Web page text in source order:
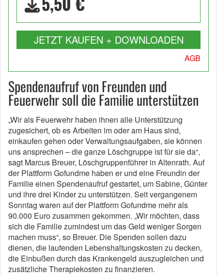
JETZT KAUFEN + DOWNLOADEN
AGB
Spendenaufruf von Freunden und
Feuerwehr soll die Familie unterstützen
„Wir als Feuerwehr haben ihnen alle Unterstützung
zugesichert, ob es Arbeiten im oder am Haus sind,
einkaufen gehen oder Verwaltungsaufgaben, sie können
uns ansprechen – die ganze Löschgruppe ist für sie da“,
sagt Marcus Breuer, Löschgruppenführer in Altenrath. Auf
der Plattform Gofundme haben er und eine Freundin der
Familie einen Spendenaufruf gestartet, um Sabine, Günter
und ihre drei Kinder zu unterstützen. Seit vergangenem
Sonntag waren auf der Plattform Gofundme mehr als
90.000 Euro zusammen gekommen. „Wir möchten, dass
sich die Familie zumindest um das Geld weniger Sorgen
machen muss“, so Breuer. Die Spenden sollen dazu
dienen, die laufenden Lebenshaltungskosten zu decken,
die Einbußen durch das Krankengeld auszugleichen und
zusätzliche Therapiekosten zu finanzieren.